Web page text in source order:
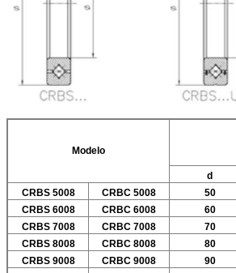
Modelo
d
CRBS 5008
CRBC 5008 50
CRBS 6008
CRBC 6008 60
CRBS 7008
CRBC 7008 70
CRBS 8008
CRBC 8008 80
CRBS 9008
CRBC 9008 90